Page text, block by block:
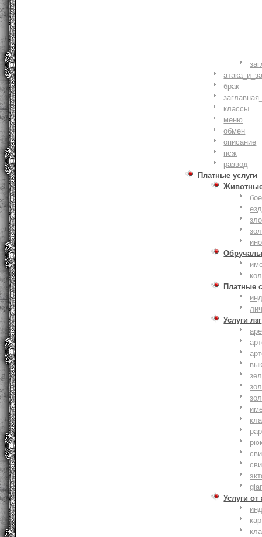
брак
классы
меню
обмен
описание
псж
развод
Платные услуги
Платные
Услуги лзг
Услуги